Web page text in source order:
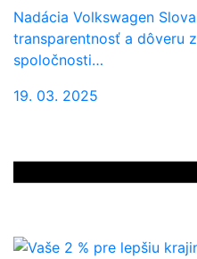
Nadácia Volkswagen
transparentnosť a dôveru
spoločnosti…
19. 03. 2025